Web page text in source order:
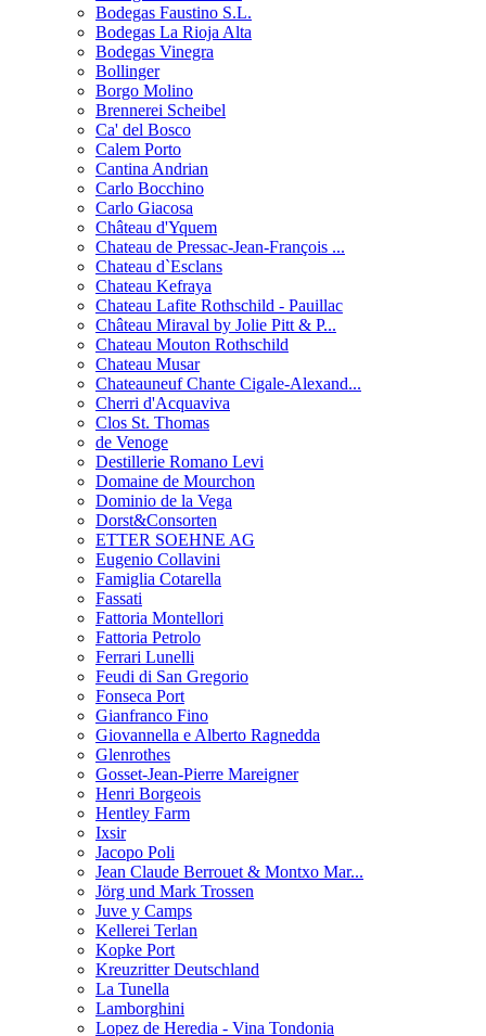
Bodegas Faustino S.L.
Bodegas La Rioja Alta
Bodegas Vinegra
Bollinger
Borgo Molino
Brennerei Scheibel
Ca' del Bosco
Calem Porto
Cantina Andrian
Carlo Bocchino
Carlo Giacosa
Château d'Yquem
Chateau de Pressac-Jean-François ...
Chateau d`Esclans
Chateau Kefraya
Chateau Lafite Rothschild - Pauillac
Château Miraval by Jolie Pitt & P...
Chateau Mouton Rothschild
Chateau Musar
Chateauneuf Chante Cigale-Alexand...
Cherri d'Acquaviva
Clos St. Thomas
de Venoge
Destillerie Romano Levi
Domaine de Mourchon
Dominio de la Vega
Dorst&Consorten
ETTER SOEHNE AG
Eugenio Collavini
Famiglia Cotarella
Fassati
Fattoria Montellori
Fattoria Petrolo
Ferrari Lunelli
Feudi di San Gregorio
Fonseca Port
Gianfranco Fino
Giovannella e Alberto Ragnedda
Glenrothes
Gosset-Jean-Pierre Mareigner
Henri Borgeois
Hentley Farm
Ixsir
Jacopo Poli
Jean Claude Berrouet & Montxo Mar...
Jörg und Mark Trossen
Juve y Camps
Kellerei Terlan
Kopke Port
Kreuzritter Deutschland
La Tunella
Lamborghini
Lopez de Heredia - Vina Tondonia